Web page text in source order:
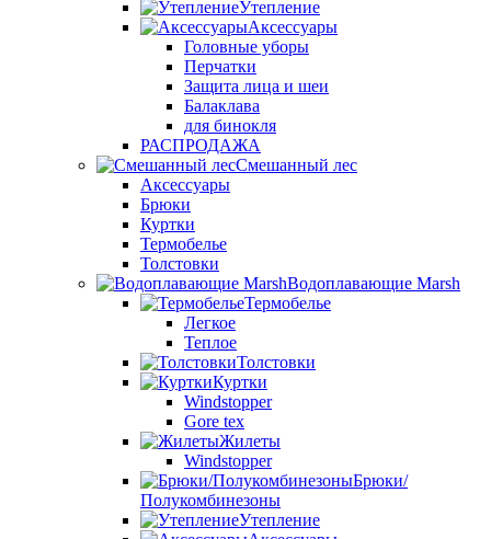
Утепление
Аксессуары
Головные уборы
Перчатки
Защита лица и шеи
Балаклава
для бинокля
РАСПРОДАЖА
Смешанный лес
Аксессуары
Брюки
Куртки
Термобелье
Толстовки
Водоплавающие Marsh
Термобелье
Легкое
Теплое
Толстовки
Куртки
Windstopper
Gore tex
Жилеты
Windstopper
Брюки/
Полукомбинезоны
Утепление